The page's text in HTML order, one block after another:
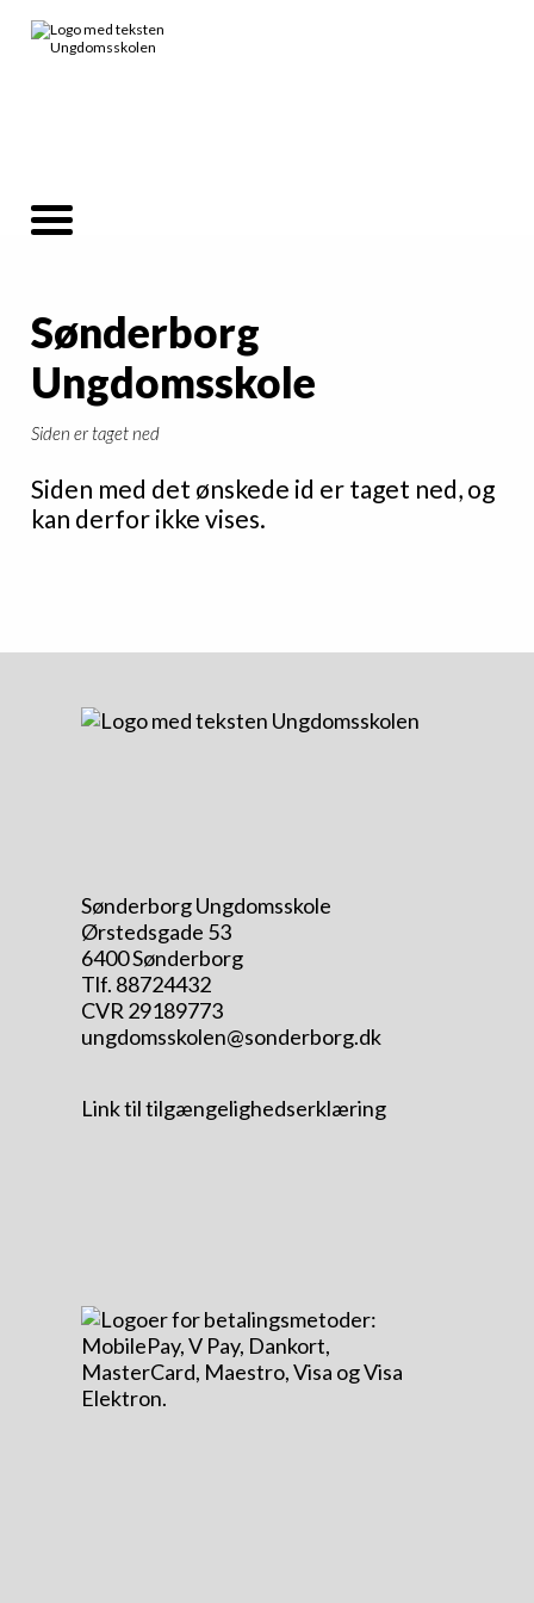
Sønderborg
Ungdomsskole
Siden er taget ned
Siden med det ønskede id er taget ned, og
kan derfor ikke vises.
Sønderborg Ungdomsskole
Ørstedsgade 53
6400 Sønderborg
Tlf. 88724432
CVR 29189773
ungdomsskolen@sonderborg.dk
Link til tilgængelighedserklæring